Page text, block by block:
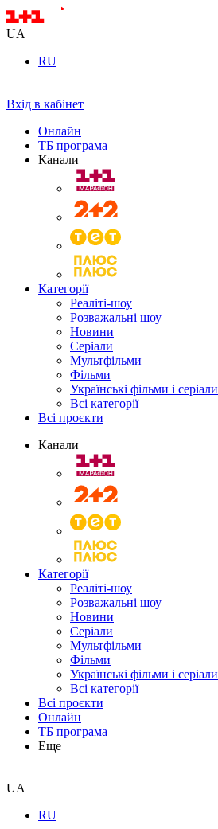
UA
RU
Вхід в кабінет
Онлайн
ТБ програма
Канали
Категорії
Реаліті-шоу
Розважальні шоу
Новини
Серіали
Мультфільми
Фільми
Українські фільми і серіали
Всі категорії
Всі проєкти
Канали
Категорії
Реаліті-шоу
Розважальні шоу
Новини
Серіали
Мультфільми
Фільми
Українські фільми і серіали
Всі категорії
Всі проєкти
Онлайн
ТБ програма
Еще
UA
RU